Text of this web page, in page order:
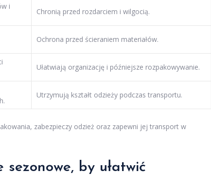
i
Chronią przed rozdarciem i wilgocią.
Ochrona przed ścieraniem materiałów.
Ułatwiają organizację i późniejsze rozpakowywanie.
Utrzymują kształt odzieży podczas transportu.
zabezpieczy odzież oraz zapewni jej transport w
by ułatwić